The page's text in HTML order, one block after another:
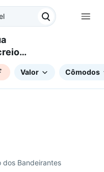
Valor Cômodos
dos Bandeirantes